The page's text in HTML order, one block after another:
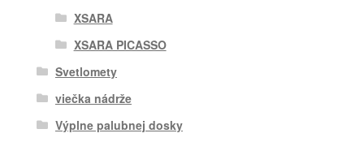
XSARA
XSARA PICASSO
Svetlomety
viečka nádrže
Výplne palubnej dosky